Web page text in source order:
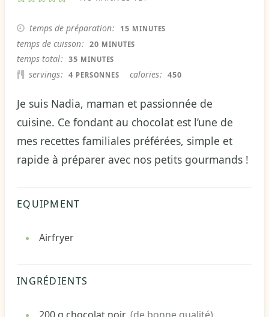
temps de préparation 15 MINUTES
MINUTES
temps de cuisson 20 MINUTES
MINUTES
temps total 35 MINUTES
MINUTES
servings 4 PERSONNES calories 450
Je suis Nadia, maman et passionnée de
cuisine. Ce fondant au chocolat est l’une de
mes recettes familiales préférées, simple et
rapide à préparer avec nos petits gourmands !
EQUIPMENT
Airfryer
INGRÉDIENTS